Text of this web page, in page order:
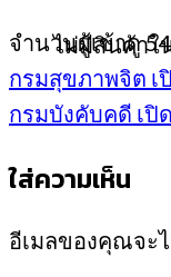
ไม่มีสินค้าใ
จำนวนผู้เข้าดู
กรมสุขภาพจิต เ
กรมบังคับคดี เปิ
ใส่ความเห็น
อีเมลของคุณจะ